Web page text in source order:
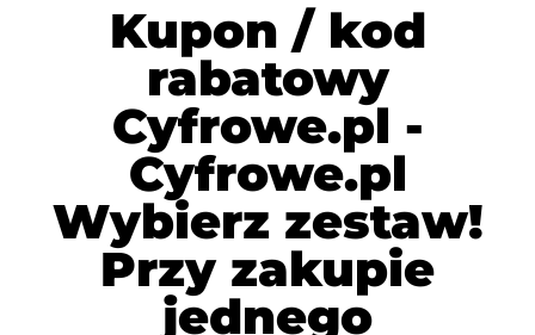
Kupon / kod
rabatowy
Cyfrowe.pl -
Cyfrowe.pl
Wybierz zestaw!
Przy zakupie
jednego